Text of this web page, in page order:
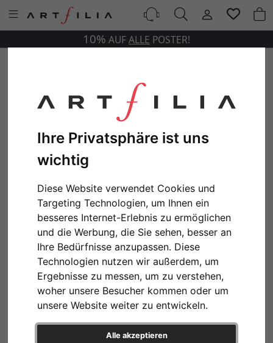
Ihre Privatsphäre ist uns
wichtig
Diese Website verwendet Cookies und
Targeting Technologien, um Ihnen ein
besseres Internet-Erlebnis zu ermöglichen
und die Werbung, die Sie sehen, besser an
Ihre Bedürfnisse anzupassen. Diese
Technologien nutzen wir außerdem, um
Ergebnisse zu messen, um zu verstehen,
woher unsere Besucher kommen oder um
unsere Website weiter zu entwickeln.
Alle akzeptieren
10% AUFALLE POSTER!